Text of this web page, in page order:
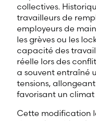
collectives.
travailleurs de
employeurs de
les grèves ou les
capacité des
réelle lors des
a souvent entraîné
tensions,
favorisant un
Cette modification